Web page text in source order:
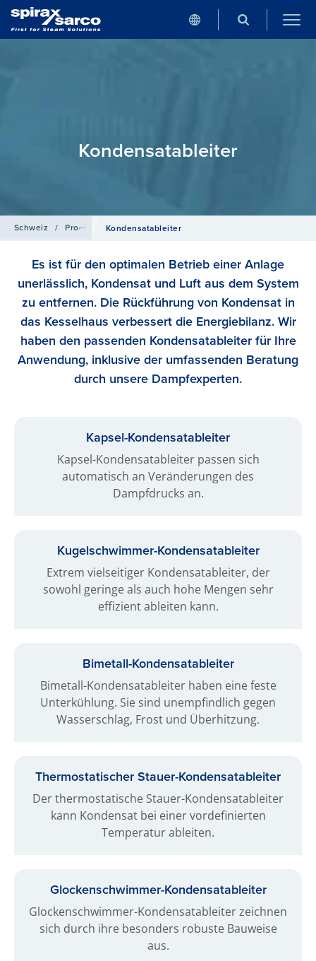
Kondensatableiter
Schweiz / Produkte Kondensat­ableiter
Es ist für den optimalen Betrieb einer Anlage
unerlässlich, Kondensat und Luft aus dem System
zu entfernen. Die Rückführung von Kondensat in
das Kesselhaus verbessert die Energiebilanz. Wir
haben den passenden Kondensatableiter für Ihre
Anwendung, inklusive der umfassenden Beratung
durch unsere Dampfexperten.
Kapsel-Kondensat­ableiter
Kapsel-Kondensatableiter passen sich
automatisch an Veränderungen des
Dampfdrucks an.
Kugel­schwimmer-​Kondensat­ableiter
Extrem vielseitiger Kondensatableiter, der
sowohl geringe als auch hohe Mengen sehr
effizient ableiten kann.
Bimetall-​Kondensat­ableiter
Bimetall-Kondensatableiter haben eine feste
Unterkühlung. Sie sind unempfindlich gegen
Wasserschlag, Frost und Überhitzung.
Thermo­statischer Stauer-​Kondensat­ableiter
Der thermostatische Stauer-Kondensatableiter
kann Kondensat bei einer vordefinierten
Temperatur ableiten.
Glocken­schwimmer-Kondensat­ableiter
Glockenschwimmer-Kondensatableiter zeichnen
sich durch ihre besonders robuste Bauweise
aus.